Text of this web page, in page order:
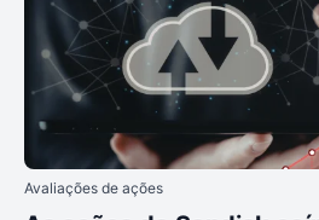
Avaliações de ações